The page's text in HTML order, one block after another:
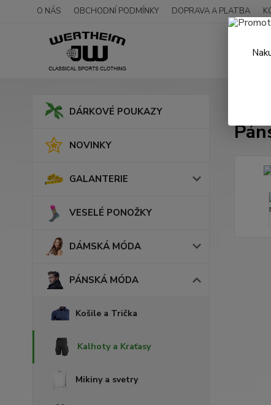
O NÁS OBCHODNÍ PODMÍNKY DOPRAVA A PLATBA
DÁRKOVÉ POUKAZY
NOVINKY
GALANTERIE
VESELÉ PONOŽKY
DÁMSKÁ MÓDA
PÁNSKÁ MÓDA
Košile a Trička
Kalhoty a Kraťasy
Mikiny a svetry